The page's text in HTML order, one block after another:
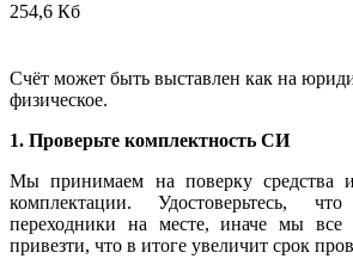
254,6 Кб
Счёт может быть выставлен как на
физическое.
1. Проверьте комплектность СИ
Мы принимаем на поверку средства
комплектации. Удостоверьтесь,
переходники на месте, иначе мы
привезти, что в итоге увеличит срок